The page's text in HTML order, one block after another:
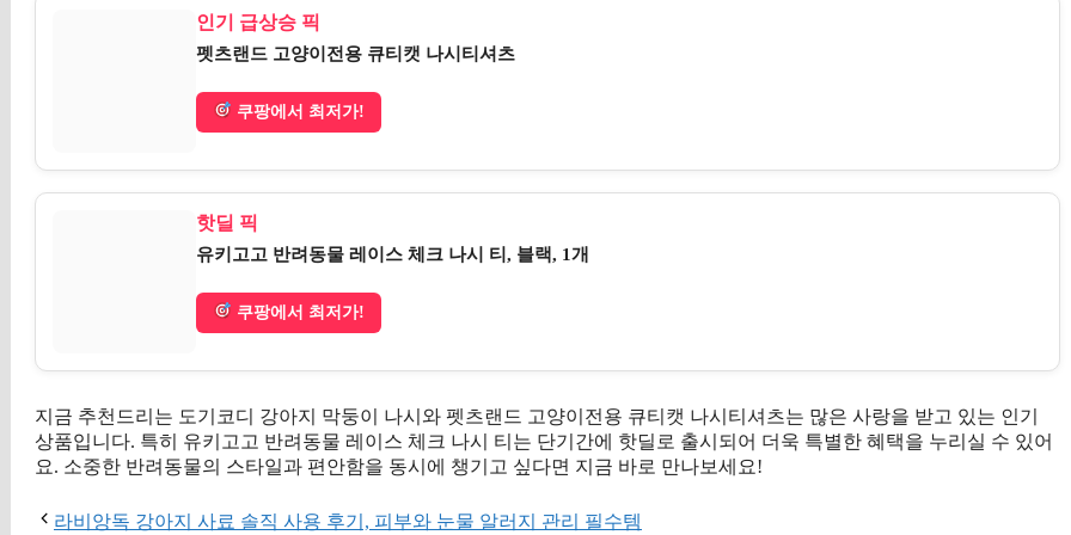
인기 급상승 픽
펫츠랜드 고양이전용 큐티캣 나시티셔츠
쿠팡에서 최저가!
핫딜 픽
유키고고 반려동물 레이스 체크 나시 티, 블랙, 1개
쿠팡에서 최저가!
지금 추천드리는 도기코디 강아지 막둥이 나시와 펫츠랜드 고양이전용 큐티캣 나시티셔츠는 많은 사랑을 받고 있는 인기
상품입니다. 특히 유키고고 반려동물 레이스 체크 나시 티는 단기간에 핫딜로 출시되어 더욱 특별한 혜택을 누리실 수 있어
요. 소중한 반려동물의 스타일과 편안함을 동시에 챙기고 싶다면 지금 바로 만나보세요!
라비앙독 강아지 사료 솔직 사용 후기, 피부와 눈물 알러지 관리 필수템